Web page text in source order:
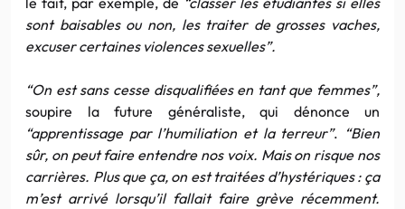
sont baisables ou non, les traiter de grosses vaches,
excuser certaines violences sexuelles”.
“On est sans cesse disqualifiées en tant que femmes”,
soupire la future généraliste, qui dénonce un
“apprentissage par l’humiliation et la terreur”. “Bien
sûr, on peut faire entendre nos voix. Mais on risque nos
carrières. Plus que ça, on est traitées d’hystériques : ça
m’est arrivé lorsqu’il fallait faire grève récemment.